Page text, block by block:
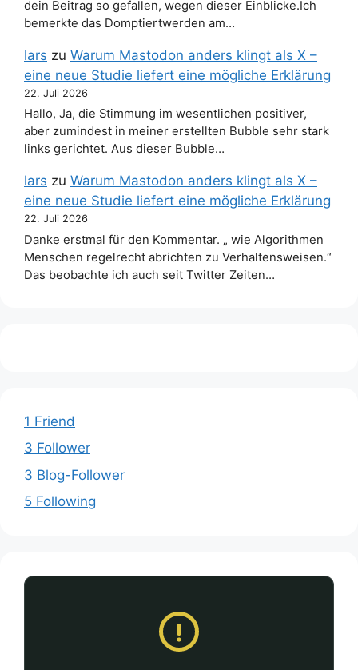
dein Beitrag so gefallen, wegen dieser Einblicke.Ich
bemerkte das Domptiertwerden am…
lars zu Warum Mastodon anders klingt als X –
eine neue Studie liefert eine mögliche Erklärung
22. Juli 2026
Hallo, Ja, die Stimmung im wesentlichen positiver,
aber zumindest in meiner erstellten Bubble sehr stark
links gerichtet. Aus dieser Bubble…
lars zu Warum Mastodon anders klingt als X –
eine neue Studie liefert eine mögliche Erklärung
22. Juli 2026
Danke erstmal für den Kommentar. „ wie Algorithmen
Menschen regelrecht abrichten zu Verhaltensweisen.“
Das beobachte ich auch seit Twitter Zeiten…
1 Friend
3 Follower
3 Blog-Follower
5 Following